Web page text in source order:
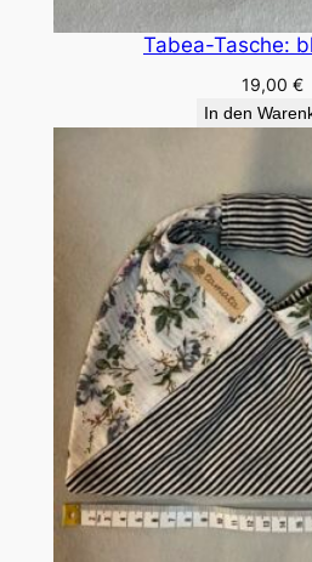
g
Tabea-Tasche:
19,00 €
In den